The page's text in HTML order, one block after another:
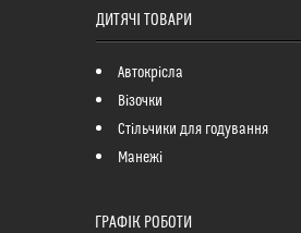
ДИТЯЧІ ТОВАРИ
Автокрісла
Візочки
Стільчики для годування
Манежі
ГРАФІК РОБОТИ